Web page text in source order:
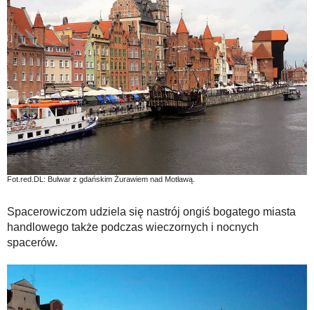
Fot.red.DL: Bulwar z gdańskim Żurawiem nad Motławą.
Spacerowiczom udziela się nastrój ongiś bogatego miasta
handlowego także podczas wieczornych i nocnych
spacerów.